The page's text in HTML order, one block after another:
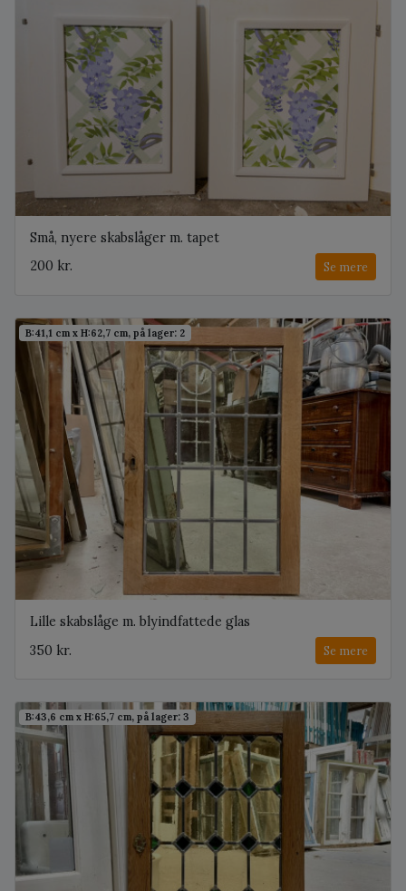
Små, nyere skabslåger m. tapet
200 kr.
Se mere
B:41,1 cm x H:62,7 cm, på lager: 2
Lille skabslåge m. blyindfattede glas
350 kr.
Se mere
B:43,6 cm x H:65,7 cm, på lager: 3